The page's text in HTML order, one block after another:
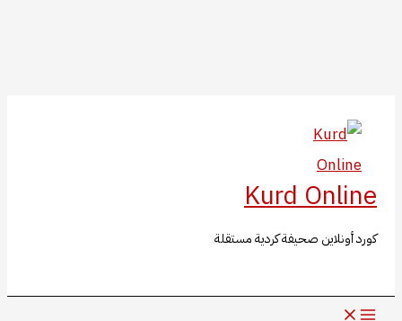
المحتوى
Kurd Online
كورد أونلاين صحيفة كردية مستقلة